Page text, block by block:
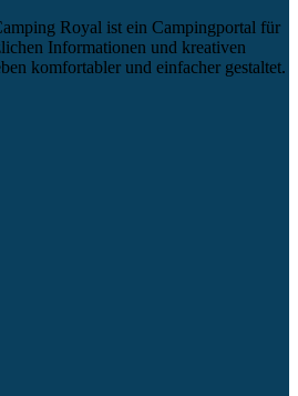
Royal ist ein Campingportal für
Informationen und kreativen
komfortabler und einfacher gestaltet.